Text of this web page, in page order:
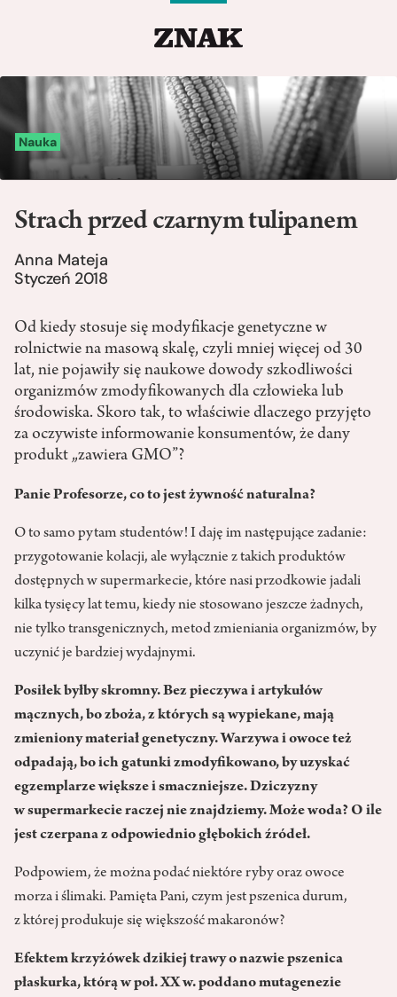
Nauka
Strach przed czarnym tulipanem
Anna Mateja
Styczeń 2018
Od kiedy stosuje się modyfikacje genetyczne w
rolnictwie na masową skalę, czyli mniej więcej od 30
lat, nie pojawiły się naukowe dowody szkodliwości
organizmów zmodyfikowanych dla człowieka lub
środowiska. Skoro tak, to właściwie dlaczego przyjęto
za oczywiste informowanie konsumentów, że dany
produkt „zawiera GMO”?
Panie Profesorze, co to jest żywność naturalna?
O to samo pytam studentów! I daję im następujące zadanie:
przygotowanie kolacji, ale wyłącznie z takich produktów
dostępnych w supermarkecie, które nasi przodkowie jadali
kilka tysięcy lat temu, kiedy nie stosowano jeszcze żadnych,
nie tylko transgenicznych, metod zmieniania organizmów, by
uczynić je bardziej wydajnymi.
Posiłek byłby skromny. Bez pieczywa i artykułów
mącznych, bo zboża, z których są wypiekane, mają
zmieniony materiał genetyczny. Warzywa i owoce też
odpadają, bo ich gatunki zmodyfikowano, by uzyskać
egzemplarze większe i smaczniejsze. Dziczyzny
w supermarkecie raczej nie znajdziemy. Może woda? O ile
jest czerpana z odpowiednio głębokich źródeł.
Podpowiem, że można podać niektóre ryby oraz owoce
morza i ślimaki. Pamięta Pani, czym jest pszenica durum,
z której produkuje się większość makaronów?
Efektem krzyżówek dzikiej trawy o nazwie pszenica
płaskurka, którą w poł. XX w. poddano mutagenezie